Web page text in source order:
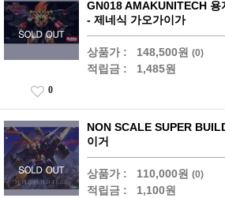
GN018 AMAKUNITECH 용
- 제네식 가오가이가
상품가 : 148,500원 (0)
적립금 : 1,485원
0
NON SCALE SUPER
이거
상품가 : 110,000원 (0)
적립금 : 1,100원